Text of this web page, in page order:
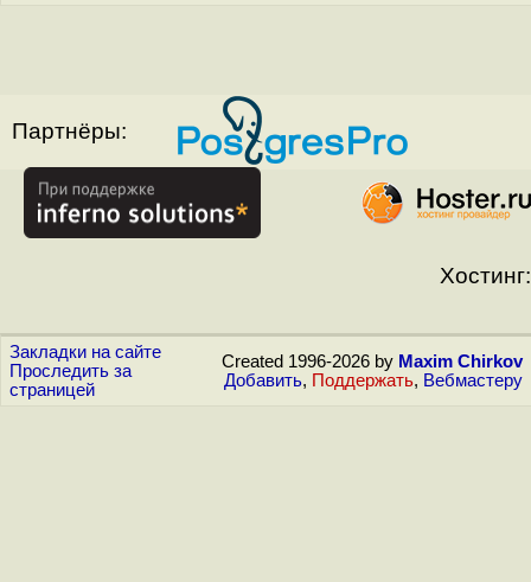
Партнёры:
Хостинг:
Закладки на сайте
Проследить за
страницей
Created 1996-2026 by Maxim Chirkov
Добавить, Поддержать, Вебмастеру